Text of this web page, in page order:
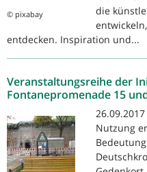
© pixabay
die
entdecken. Inspiration und...
Veranstaltungsreihe der
Fontanepromenade 15
Nutzung